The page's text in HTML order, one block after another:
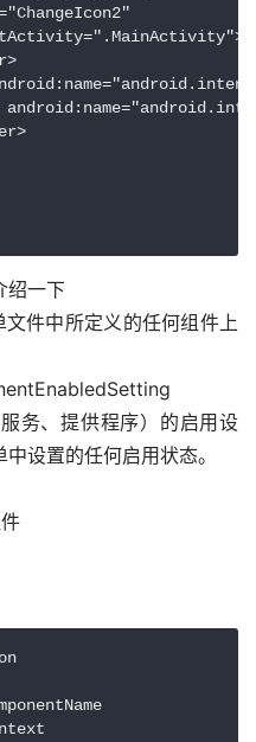
绍一下
件中所定义的任何组件上
务、提供程序）的启用设
设置的任何启用状态。